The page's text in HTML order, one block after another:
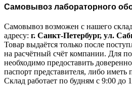
Самовывоз лабораторного
Самовывоз возможен с нашего
адресу: г. Санкт-Петербург, ул.
Товар выдаётся только после
на расчётный счёт компании. Для
необходимо предоставить
паспорт представителя, либо иметь
Склад работает по будням с 9:00 до